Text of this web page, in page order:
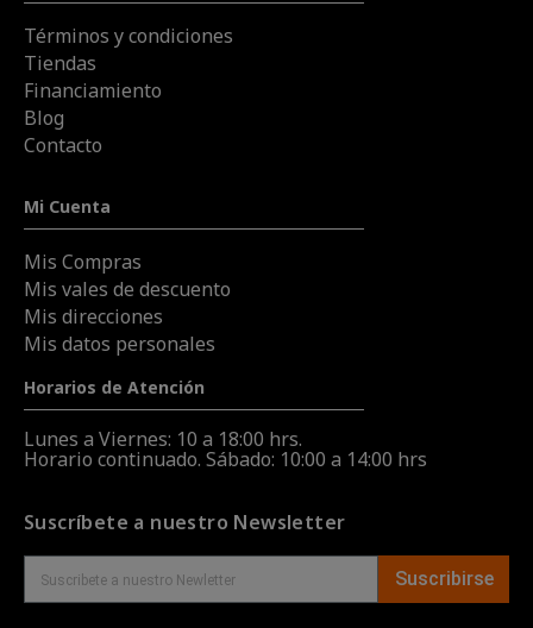
Términos y condiciones
Tiendas
Financiamiento
Blog
Contacto
Mi Cuenta
Mis Compras
Mis vales de descuento
Mis direcciones
Mis datos personales
Horarios de Atención
Lunes a Viernes: 10 a 18:00 hrs.
Horario continuado. Sábado: 10:00 a 14:00 hrs
Suscríbete a nuestro Newsletter
Suscribirse